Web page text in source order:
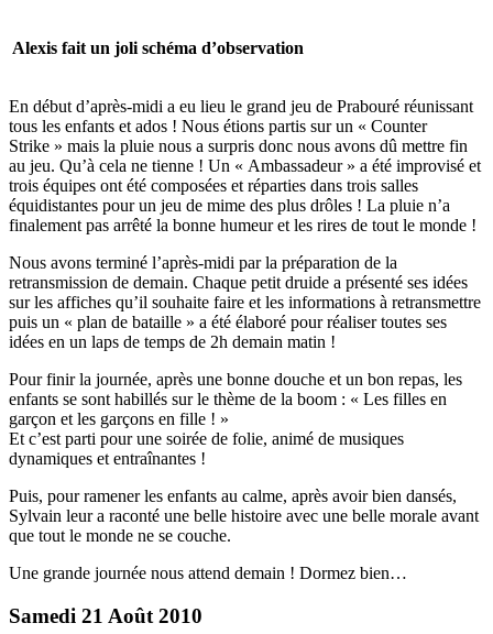
Alexis fait un joli schéma d’observation
En début d’après-midi a eu lieu le grand jeu de Prabouré réunissant
tous les enfants et ados ! Nous étions partis sur un « Counter
Strike » mais la pluie nous a surpris donc nous avons dû mettre fin
au jeu. Qu’à cela ne tienne ! Un « Ambassadeur » a été improvisé et
trois équipes ont été composées et réparties dans trois salles
équidistantes pour un jeu de mime des plus drôles ! La pluie n’a
finalement pas arrêté la bonne humeur et les rires de tout le monde !
Nous avons terminé l’après-midi par la préparation de la
retransmission de demain. Chaque petit druide a présenté ses idées
sur les affiches qu’il souhaite faire et les informations à retransmettre
puis un « plan de bataille » a été élaboré pour réaliser toutes ses
idées en un laps de temps de 2h demain matin !
Pour finir la journée, après une bonne douche et un bon repas, les
enfants se sont habillés sur le thème de la boom : « Les filles en
garçon et les garçons en fille ! »
Et c’est parti pour une soirée de folie, animé de musiques
dynamiques et entraînantes !
Puis, pour ramener les enfants au calme, après avoir bien dansés,
Sylvain leur a raconté une belle histoire avec une belle morale avant
que tout le monde ne se couche.
Une grande journée nous attend demain ! Dormez bien…
Samedi 21 Août 2010